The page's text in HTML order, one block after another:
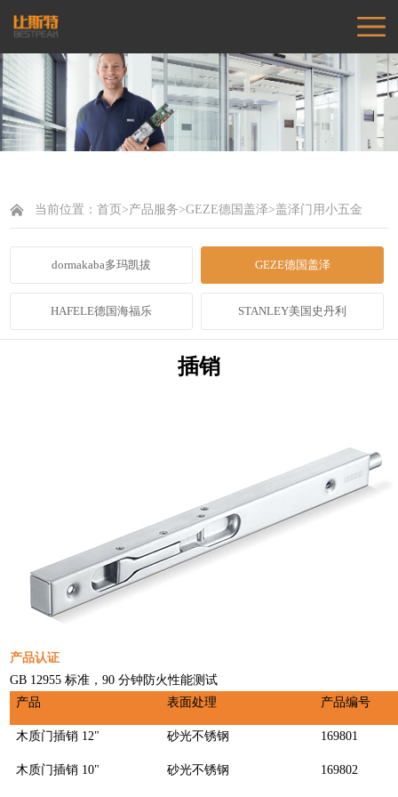
当前位置：首页 >产品服务>GEZE德国盖泽>盖泽门用小五金
dormakaba多玛凯拔 GEZE德国盖泽
HAFELE德国海福乐 STANLEY美国史丹利
插销
产品认证
GB 12955 标准，90 分钟防火性能测试
产品
表面处理 产品编号
木质门插销 12" 砂光不锈钢 169801
木质门插销 10" 砂光不锈钢 169802